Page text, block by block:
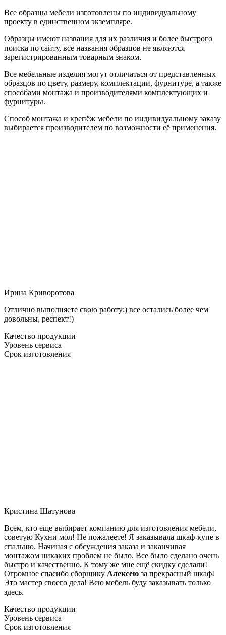
Все образцы мебели изготовлены по индивидуальному
проекту в единственном экземпляре.
Образцы имеют названия для их различия и более быстрого
поиска по сайту, все названия образцов не являются
зарегистрированным товарным знаком.
Все мебельные изделия могут отличаться от представленных
образцов по цвету, размеру, комплектации, фурнитуре, а также
способами монтажа и производителями комплектующих и
фурнитуры.
Способ монтажа и крепёж мебели по индивидуальному заказу
выбирается производителем по возможности её применения.
Ирина Криворотова
Отлично выполняете свою работу:) все остались более чем
довольны, респект!)
Качество продукции
Уровень сервиса
Срок изготовления
Кристина Шатунова
Всем, кто еще выбирает компанию для изготовления мебели,
советую Кухни мол! Не пожалеете! Я заказывала шкаф-купе в
спальню. Начиная с обсуждения заказа и заканчивая
монтажом никаких проблем не было. Все было сделано очень
быстро и качественно. К тому же мне ещё скидку сделали!
Огромное спасибо сборщику Алексею за прекрасный шкаф!
Это мастер своего дела! Всю мебель буду заказывать только
здесь.
Качество продукции
Уровень сервиса
Срок изготовления